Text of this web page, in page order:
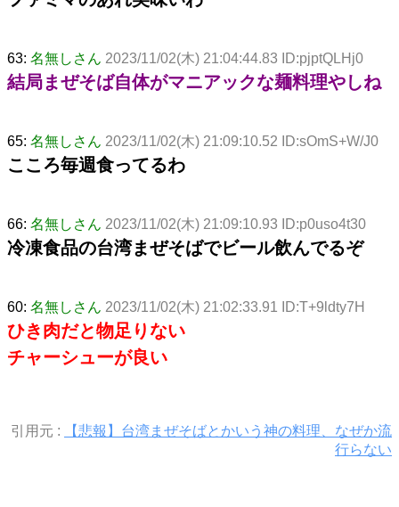
63: 名無しさん 2023/11/02(木) 21:04:44.83 ID:pjptQLHj0
結局まぜそば自体がマニアックな麺料理やしね
65: 名無しさん 2023/11/02(木) 21:09:10.52 ID:sOmS+W/J0
こころ毎週食ってるわ
66: 名無しさん 2023/11/02(木) 21:09:10.93 ID:p0uso4t30
冷凍食品の台湾まぜそばでビール飲んでるぞ
60: 名無しさん 2023/11/02(木) 21:02:33.91 ID:T+9ldty7H
ひき肉だと物足りない
チャーシューが良い
引用元 :
【悲報】台湾まぜそばとかいう神の料理、なぜか流
行らない